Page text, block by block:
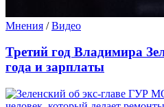
Мнения /Видео
Третий год Владимира
года и зарплаты